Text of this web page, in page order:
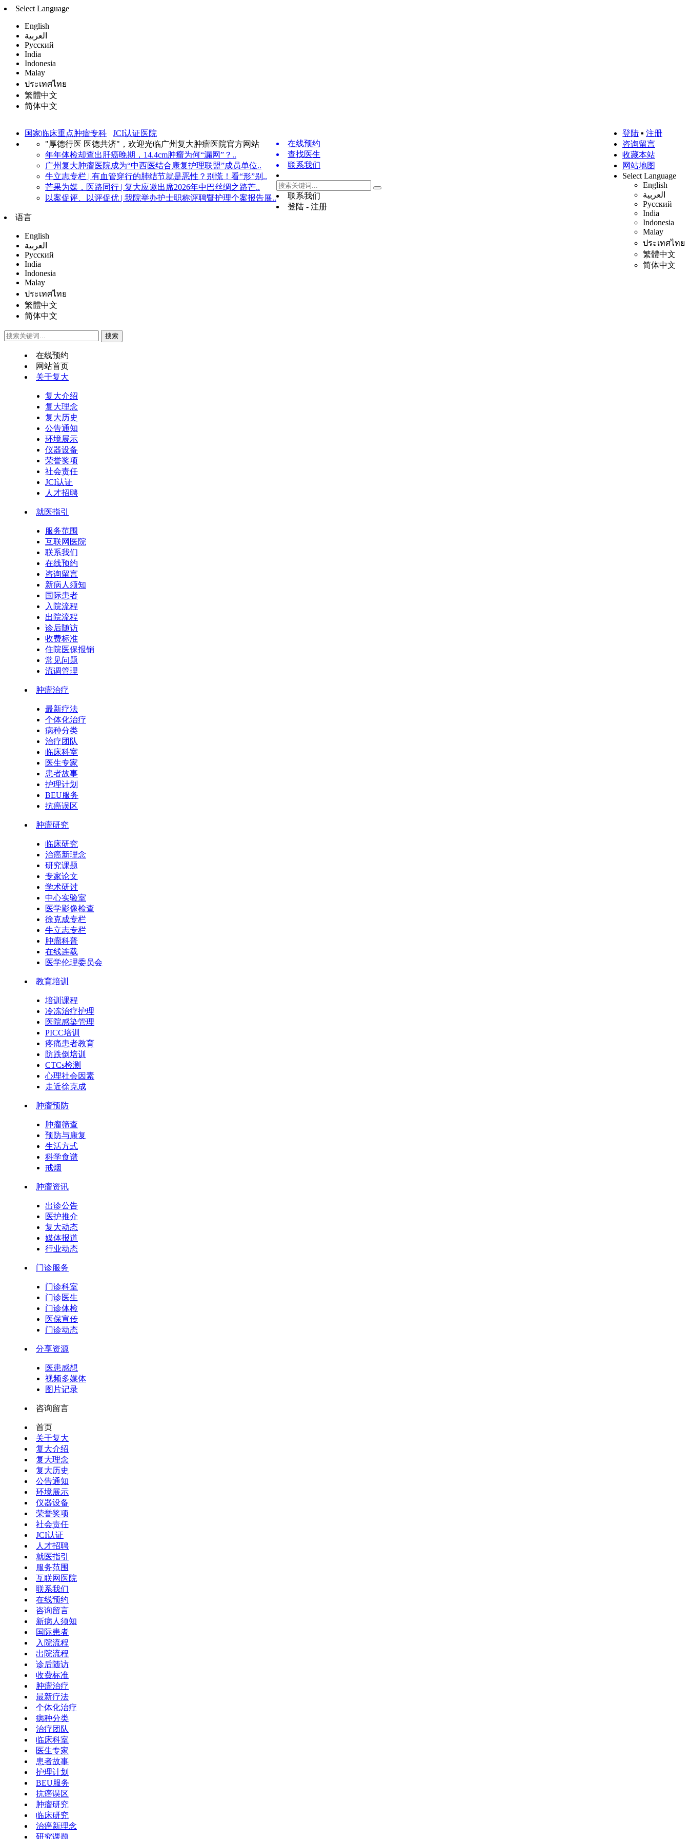
Select Language
English
العربية
Русский
India
Indonesia
Malay
ประเทศไทย
繁體中文
简体中文
国家临床重点肿瘤专科
JCI认证医院
"厚德行医 医德共济"，欢迎光临广州复大肿瘤医院官方网站
年年体检却查出肝癌晚期，14.4cm肿瘤为何“漏网”？..
广州复大肿瘤医院成为“中西医结合康复护理联盟”成员单位..
牛立志专栏 | 有血管穿行的肺结节就是恶性？别慌！看“形”别..
芒果为媒，医路同行 | 复大应邀出席2026年中巴丝绸之路芒..
以案促评、以评促优 | 我院举办护士职称评聘暨护理个案报告展..
登陆 ▪ 注册
咨询留言
收藏本站
网站地图
Select Language
English
العربية
Русский
India
Indonesia
Malay
ประเทศไทย
繁體中文
简体中文
在线预约
查找医生
联系我们
联系我们
登陆 - 注册
语言
English
العربية
Русский
India
Indonesia
Malay
ประเทศไทย
繁體中文
简体中文
在线预约
网站首页
关于复大
复大介绍
复大理念
复大历史
公告通知
环境展示
仪器设备
荣誉奖项
社会责任
JCI认证
人才招聘
就医指引
服务范围
互联网医院
联系我们
在线预约
咨询留言
新病人须知
国际患者
入院流程
出院流程
诊后随访
收费标准
住院医保报销
常见问题
流调管理
肿瘤治疗
最新疗法
个体化治疗
病种分类
治疗团队
临床科室
医生专家
患者故事
护理计划
BEU服务
抗癌误区
肿瘤研究
临床研究
治癌新理念
研究课题
专家论文
学术研讨
中心实验室
医学影像检查
徐克成专栏
牛立志专栏
肿瘤科普
在线连载
医学伦理委员会
教育培训
培训课程
冷冻治疗护理
医院感染管理
PICC培训
疼痛患者教育
防跌倒培训
CTCs检测
心理社会因素
走近徐克成
肿瘤预防
肿瘤筛查
预防与康复
生活方式
科学食谱
戒烟
肿瘤资讯
出诊公告
医护推介
复大动态
媒体报道
行业动态
门诊服务
门诊科室
门诊医生
门诊体检
医保宣传
门诊动态
分享资源
医患感想
视频多媒体
图片记录
咨询留言
首页
关于复大
复大介绍
复大理念
复大历史
公告通知
环境展示
仪器设备
荣誉奖项
社会责任
JCI认证
人才招聘
就医指引
服务范围
互联网医院
联系我们
在线预约
咨询留言
新病人须知
国际患者
入院流程
出院流程
诊后随访
收费标准
肿瘤治疗
最新疗法
个体化治疗
病种分类
治疗团队
临床科室
医生专家
患者故事
护理计划
BEU服务
抗癌误区
肿瘤研究
临床研究
治癌新理念
研究课题